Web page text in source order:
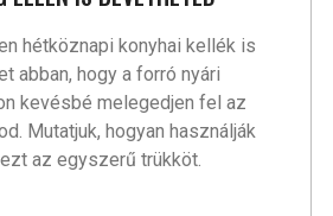
hétköznapi konyhai kellék is
abban, hogy a forró nyári
kevésbé melegedjen fel az
Mutatjuk, hogyan használják
az egyszerű trükköt.